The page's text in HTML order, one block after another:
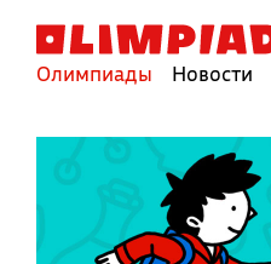
Олимпиады Новости